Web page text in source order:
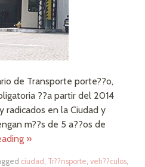
de Transporte porte??o,
??a partir del 2014
radicados en la Ciudad y
m??s de 5 a??os de
»
ciudad , Tr??nsporte, veh??culos,